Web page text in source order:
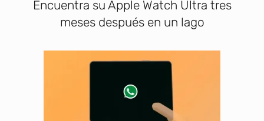
Encuentra su Apple Watch Ultra tres
meses después en un lago